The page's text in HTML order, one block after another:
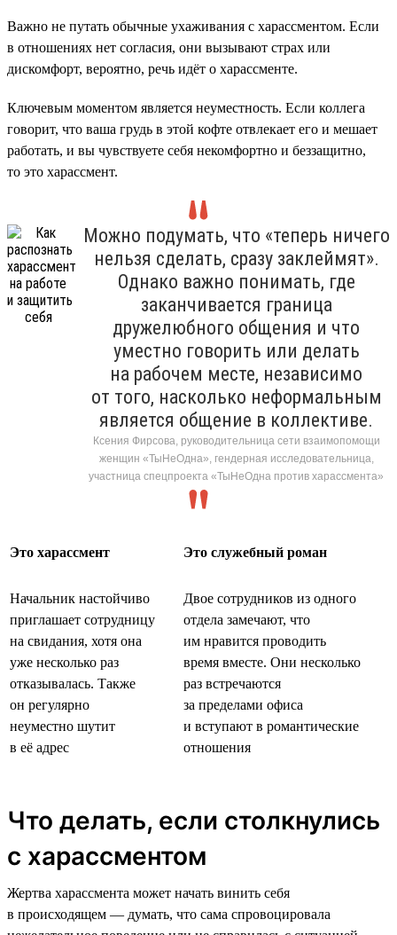
Важно не путать обычные ухаживания с харассментом. Если
в отношениях нет согласия, они вызывают страх или
дискомфорт, вероятно, речь идёт о харассменте.
Ключевым моментом является неуместность. Если коллега
говорит, что ваша грудь в этой кофте отвлекает его и мешает
работать, и вы чувствуете себя некомфортно и беззащитно,
то это харассмент.
Можно подумать, что «теперь ничего
нельзя сделать, сразу заклеймят».
Однако важно понимать, где
заканчивается граница
дружелюбного общения и что
уместно говорить или делать
на рабочем месте, независимо
от того, насколько неформальным
является общение в коллективе.
Ксения Фирсова, руководительница сети взаимопомощи
женщин «ТыНеОдна», гендерная исследовательница,
участница спецпроекта «ТыНеОдна против харассмента»
Это харассмент Это служебный роман
Начальник настойчиво
приглашает сотрудницу
на свидания, хотя она
уже несколько раз
отказывалась. Также
он регулярно
неуместно шутит
в её адрес
Двое сотрудников из одного
отдела замечают, что
им нравится проводить
время вместе. Они несколько
раз встречаются
за пределами офиса
и вступают в романтические
отношения
Что делать, если столкнулись
с харассментом
Жертва харассмента может начать винить себя
в происходящем — думать, что сама спровоцировала